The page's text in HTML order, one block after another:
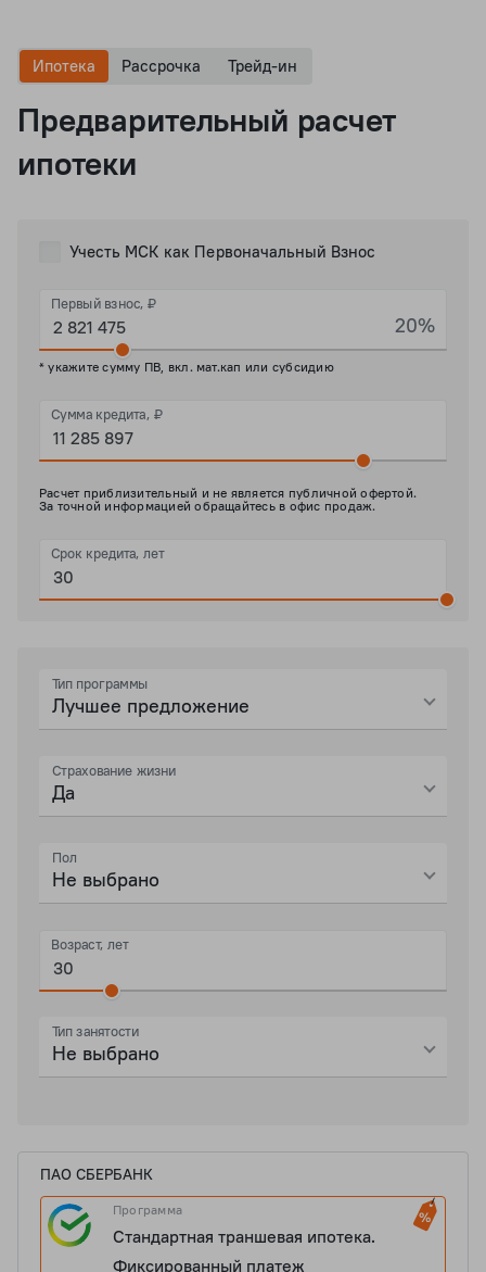
Предварительный расчет
ипотеки
Ипотека Рассрочка Трейд-ин
Учесть МСК как Первоначальный Взнос
Первый взнос, ₽
20%
* укажите сумму ПВ, вкл. мат.кап или субсидию
Сумма кредита, ₽
Расчет приблизительный и не является публичной офертой.
За точной информацией обращайтесь в офис продаж.
Срок кредита, лет
Тип программы
Лучшее предложение
Страхование жизни
Да
Пол
Не выбрано
Возраст, лет
Тип занятости
Не выбрано
ПАО СБЕРБАНК
Программа
Стандартная траншевая ипотека.
Фиксированный платеж